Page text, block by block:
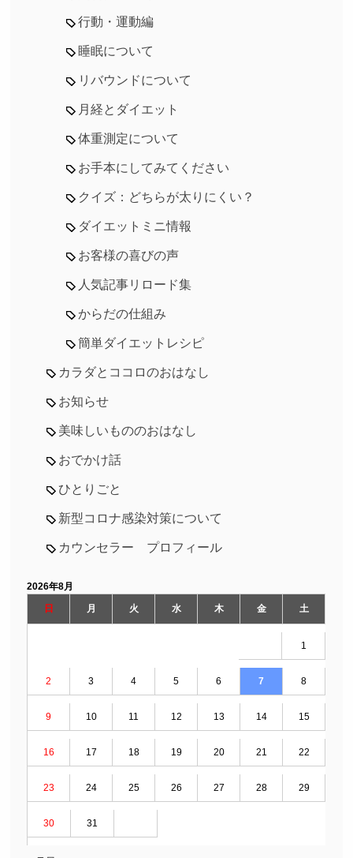
行動・運動編
睡眠について
リバウンドについて
月経とダイエット
体重測定について
お手本にしてみてください
クイズ：どちらが太りにくい？
ダイエットミニ情報
お客様の喜びの声
人気記事リロード集
からだの仕組み
簡単ダイエットレシピ
カラダとココロのおはなし
お知らせ
美味しいもののおはなし
おでかけ話
ひとりごと
新型コロナ感染対策について
カウンセラー プロフィール
2026年8月
日
月 火 水 木 金 土
1
2 3 4 5 6 7 8
9 10 11 12 13 14 15
16 17 18 19 20 21 22
23 24 25 26 27 28 29
30 31